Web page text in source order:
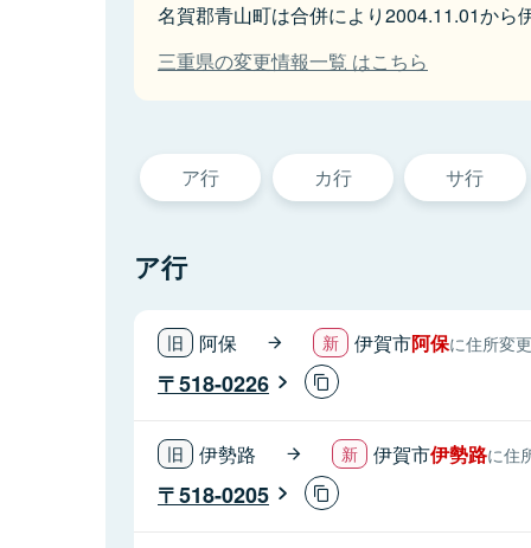
名賀郡青山町は合併により2004.11.01から
三重県の変更情報一覧 はこちら
ア行 カ行 サ行
ア行
阿保 伊賀市阿保に住所変更
518-0226
伊勢路 伊賀市伊勢路に住
518-0205